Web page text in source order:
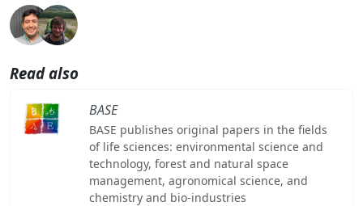
Read also
BASE
BASE publishes original papers in the fields
of life sciences: environmental science and
technology, forest and natural space
management, agronomical science, and
chemistry and bio-industries